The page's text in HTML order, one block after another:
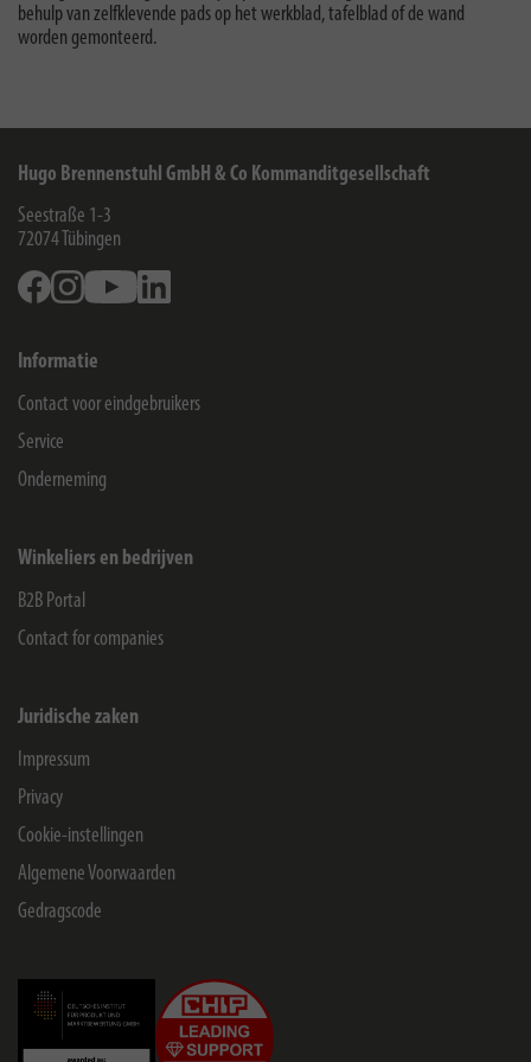
behulp van zelfklevende pads op het werkblad, tafelblad of de wand
worden gemonteerd.
Hugo Brennenstuhl GmbH & Co Kommanditgesellschaft
Seestraße 1-3
72074 Tübingen
FacebookInstagramYoutube
Informatie
Contact voor eindgebruikers
Service
Onderneming
Winkeliers en bedrijven
B2B Portal
Contact for companies
Juridische zaken
Impressum
Privacy
Cookie-instellingen
Algemene Voorwaarden
Gedragscode